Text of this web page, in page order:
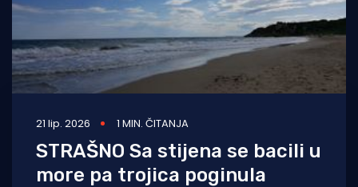
21 lip. 2026 1 MIN. ČITANJA
STRAŠNO Sa stijena se bacili u
more pa trojica poginula